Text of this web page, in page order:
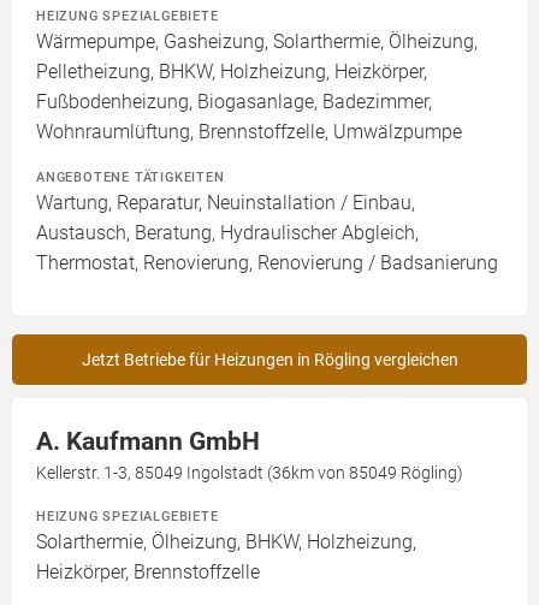
HEIZUNG SPEZIALGEBIETE
Wärmepumpe, Gasheizung, Solarthermie, Ölheizung,
Pelletheizung, BHKW, Holzheizung, Heizkörper,
Fußbodenheizung, Biogasanlage, Badezimmer,
Wohnraumlüftung, Brennstoffzelle, Umwälzpumpe
ANGEBOTENE TÄTIGKEITEN
Wartung, Reparatur, Neuinstallation / Einbau,
Austausch, Beratung, Hydraulischer Abgleich,
Thermostat, Renovierung, Renovierung / Badsanierung
Jetzt Betriebe für Heizungen in Rögling vergleichen
A. Kaufmann GmbH
Kellerstr. 1-3, 85049 Ingolstadt (36km von 85049 Rögling)
HEIZUNG SPEZIALGEBIETE
Solarthermie, Ölheizung, BHKW, Holzheizung,
Heizkörper, Brennstoffzelle